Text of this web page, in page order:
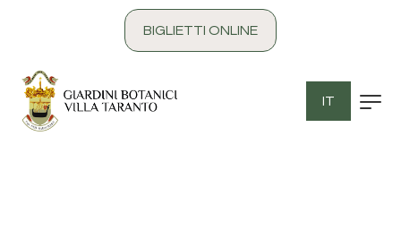
BIGLIETTI ONLINE
IT